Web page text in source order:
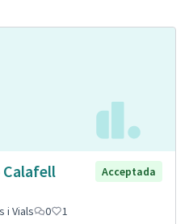
Calafell
Acceptada
i Vials 0 1